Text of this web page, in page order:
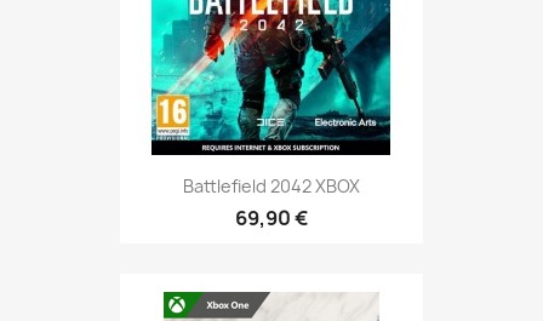
Battlefield 2042 XBOX
69,90 €